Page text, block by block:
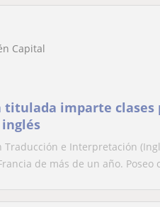
Capital
titulada imparte clases
Traducción e Interpretación
de más de un año. Poseo